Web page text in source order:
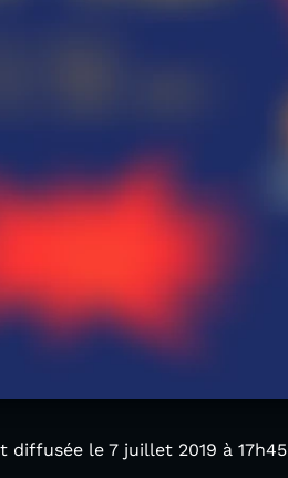
diffusée le 7 juillet 2019 à